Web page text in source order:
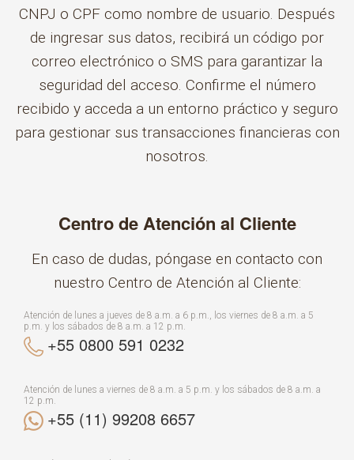
CNPJ o CPF como nombre de usuario. Después
de ingresar sus datos, recibirá un código por
correo electrónico o SMS para garantizar la
seguridad del acceso. Confirme el número
recibido y acceda a un entorno práctico y seguro
para gestionar sus transacciones financieras con
nosotros.
Centro de Atención al Cliente
En caso de dudas, póngase en contacto con
nuestro Centro de Atención al Cliente:
Atención de lunes a jueves de 8 a.m. a 6 p.m., los viernes de 8 a.m. a 5
p.m. y los sábados de 8 a.m. a 12 p.m.
+55 0800 591 0232
Atención de lunes a viernes de 8 a.m. a 5 p.m. y los sábados de 8 a.m. a
12 p.m.
+55 (11) 99208 6657